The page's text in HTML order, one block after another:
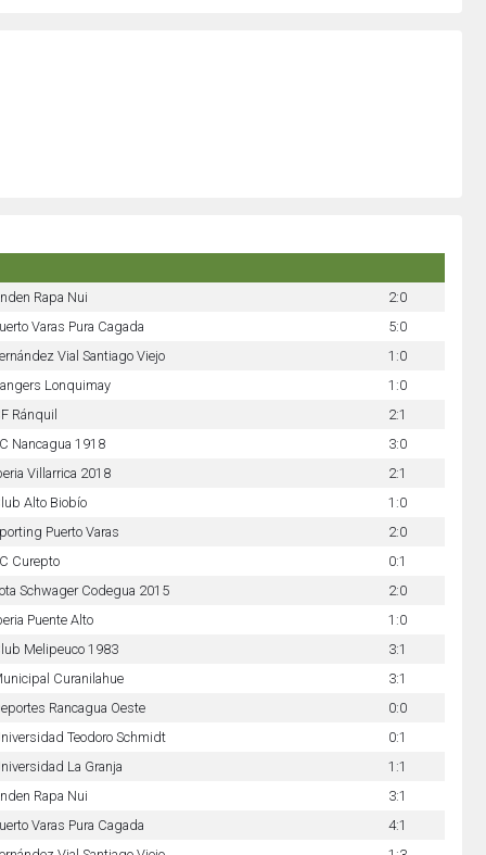
Rapa Nui
2:0
Varas Pura Cagada
5:0
Vial Santiago Viejo
1:0
Lonquimay
1:0
Ránquil
2:1
Nancagua 1918
3:0
Villarrica 2018
2:1
Alto Biobío
1:0
Puerto Varas
2:0
Curepto
0:1
Schwager Codegua 2015
2:0
Puente Alto
1:0
Melipeuco 1983
3:1
Curanilahue
3:1
Rancagua Oeste
0:0
Teodoro Schmidt
0:1
La Granja
1:1
Rapa Nui
3:1
Varas Pura Cagada
4:1